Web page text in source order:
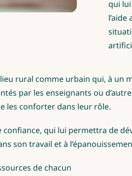
qui
rural comme urbain qui, à
par les enseignants ou
les conforter dans leur rôle.
qui lui permettra de
son travail et à
de chacun